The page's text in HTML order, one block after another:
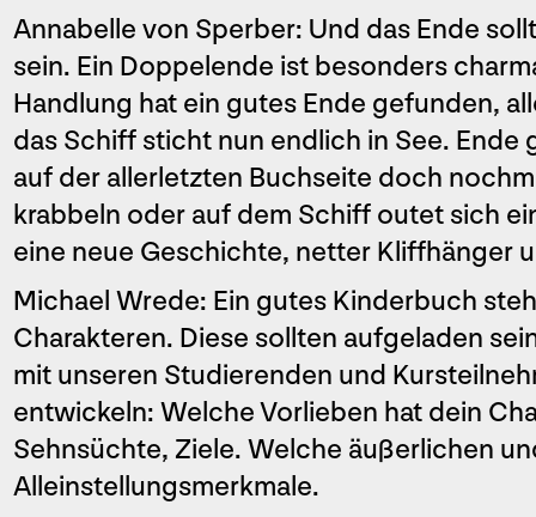
Annabelle von Sperber: Und das Ende
sein. Ein Doppelende ist besonders
Handlung hat ein gutes Ende gefunden,
das Schiff sticht nun endlich in See. Ende
auf der allerletzten Buchseite doch
krabbeln oder auf dem Schiff outet sich
eine neue Geschichte, netter Kliffhänger
Michael Wrede: Ein gutes Kinderbuch
Charakteren. Diese sollten aufgeladen
mit unseren Studierenden und
entwickeln: Welche Vorlieben hat dein
Sehnsüchte, Ziele. Welche äußerlichen
Alleinstellungsmerkmale.